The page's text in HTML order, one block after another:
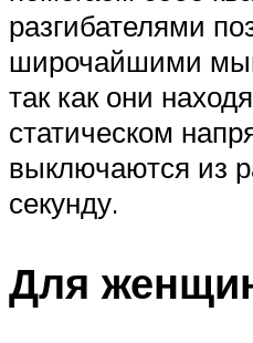
разгибателями
широчайшими
так как они
статическом
выключаются из
секунду.
Для